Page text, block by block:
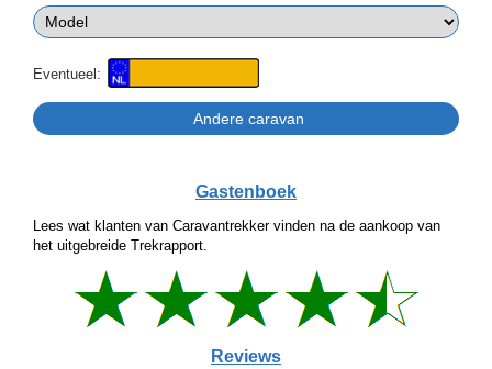
Eventueel:
Gastenboek
Lees wat klanten van Caravantrekker vinden na de aankoop van
het uitgebreide Trekrapport.
Reviews